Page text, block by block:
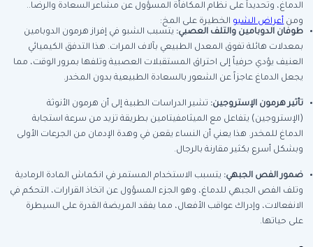
الدماغ، وتحديداً على نظام المكافأة المسؤول عن مشاعر السعادة والرضا..
ومن أعراض الشبو الخطيرة على المخ:
طوفان الدوبامين والتلف العصبي: يتسبب الشبو في إفراز هرمون الدوبامين
بمعدلات هائلة تفوق المعدل الطبيعي بآلاف المرات. هذا التدفق الكيميائي
العنيف يؤدي حرفياً إلى احتراق المستقبلات العصبية وتلفها بمرور الوقت، مما
يجعل الدماغ عاجزاً عن الشعور بالسعادة الطبيعية بدون المخدر.
تأثير هرمون الإستروجين: تشير الدراسات الطبية إلى أن هرمون الأنوثة
(الإستروجين) يتفاعل مع الميثامفيتامين بطريقة تزيد من سرعة استجابة
الدماغ للمخدر. هذا يعني أن النساء يقعن في وهدة الإدمان من الجرعات الأولى
وبشكل أسرع بكثير مقارنة بالرجال.
ضمور الفص الجبهي: يتسبب الاستخدام المستمر في انكماش المادة الرمادية
وتلف الفص الجبهي للدماغ، وهو الجزء المسؤول عن اتخاذ القرارات، التحكم في
الانفعالات، وإدراك عواقب الأفعال، مما يفقد المريضة القدرة على السيطرة
على حياتها.